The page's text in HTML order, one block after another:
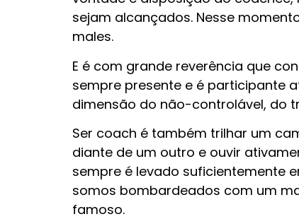
sejam alcançados. Nesse
males.
E é com grande reverência que
sempre presente e é participante
dimensão do não-controlável, do
Ser coach é também trilhar um
diante de um outro e ouvir
sempre é levado suficientemente
somos bombardeados com um
famoso.